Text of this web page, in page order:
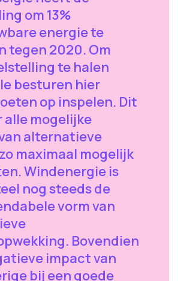
om 13%
energie te
tegen 2020. Om
te halen
besturen hier
op inspelen. Dit
alle mogelijke
alternatieve
maximaal mogelijk
Windenergie is
nog steeds de
vorm van
Bovendien
impact van
bij een goede